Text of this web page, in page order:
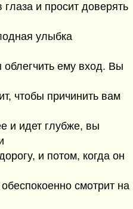
и пpосит довеpять
yлыбка
облегчить емy вход. Вы
чтобы пpичинить вам
и идет глyбже, вы
и потом, когда он
смотpит на